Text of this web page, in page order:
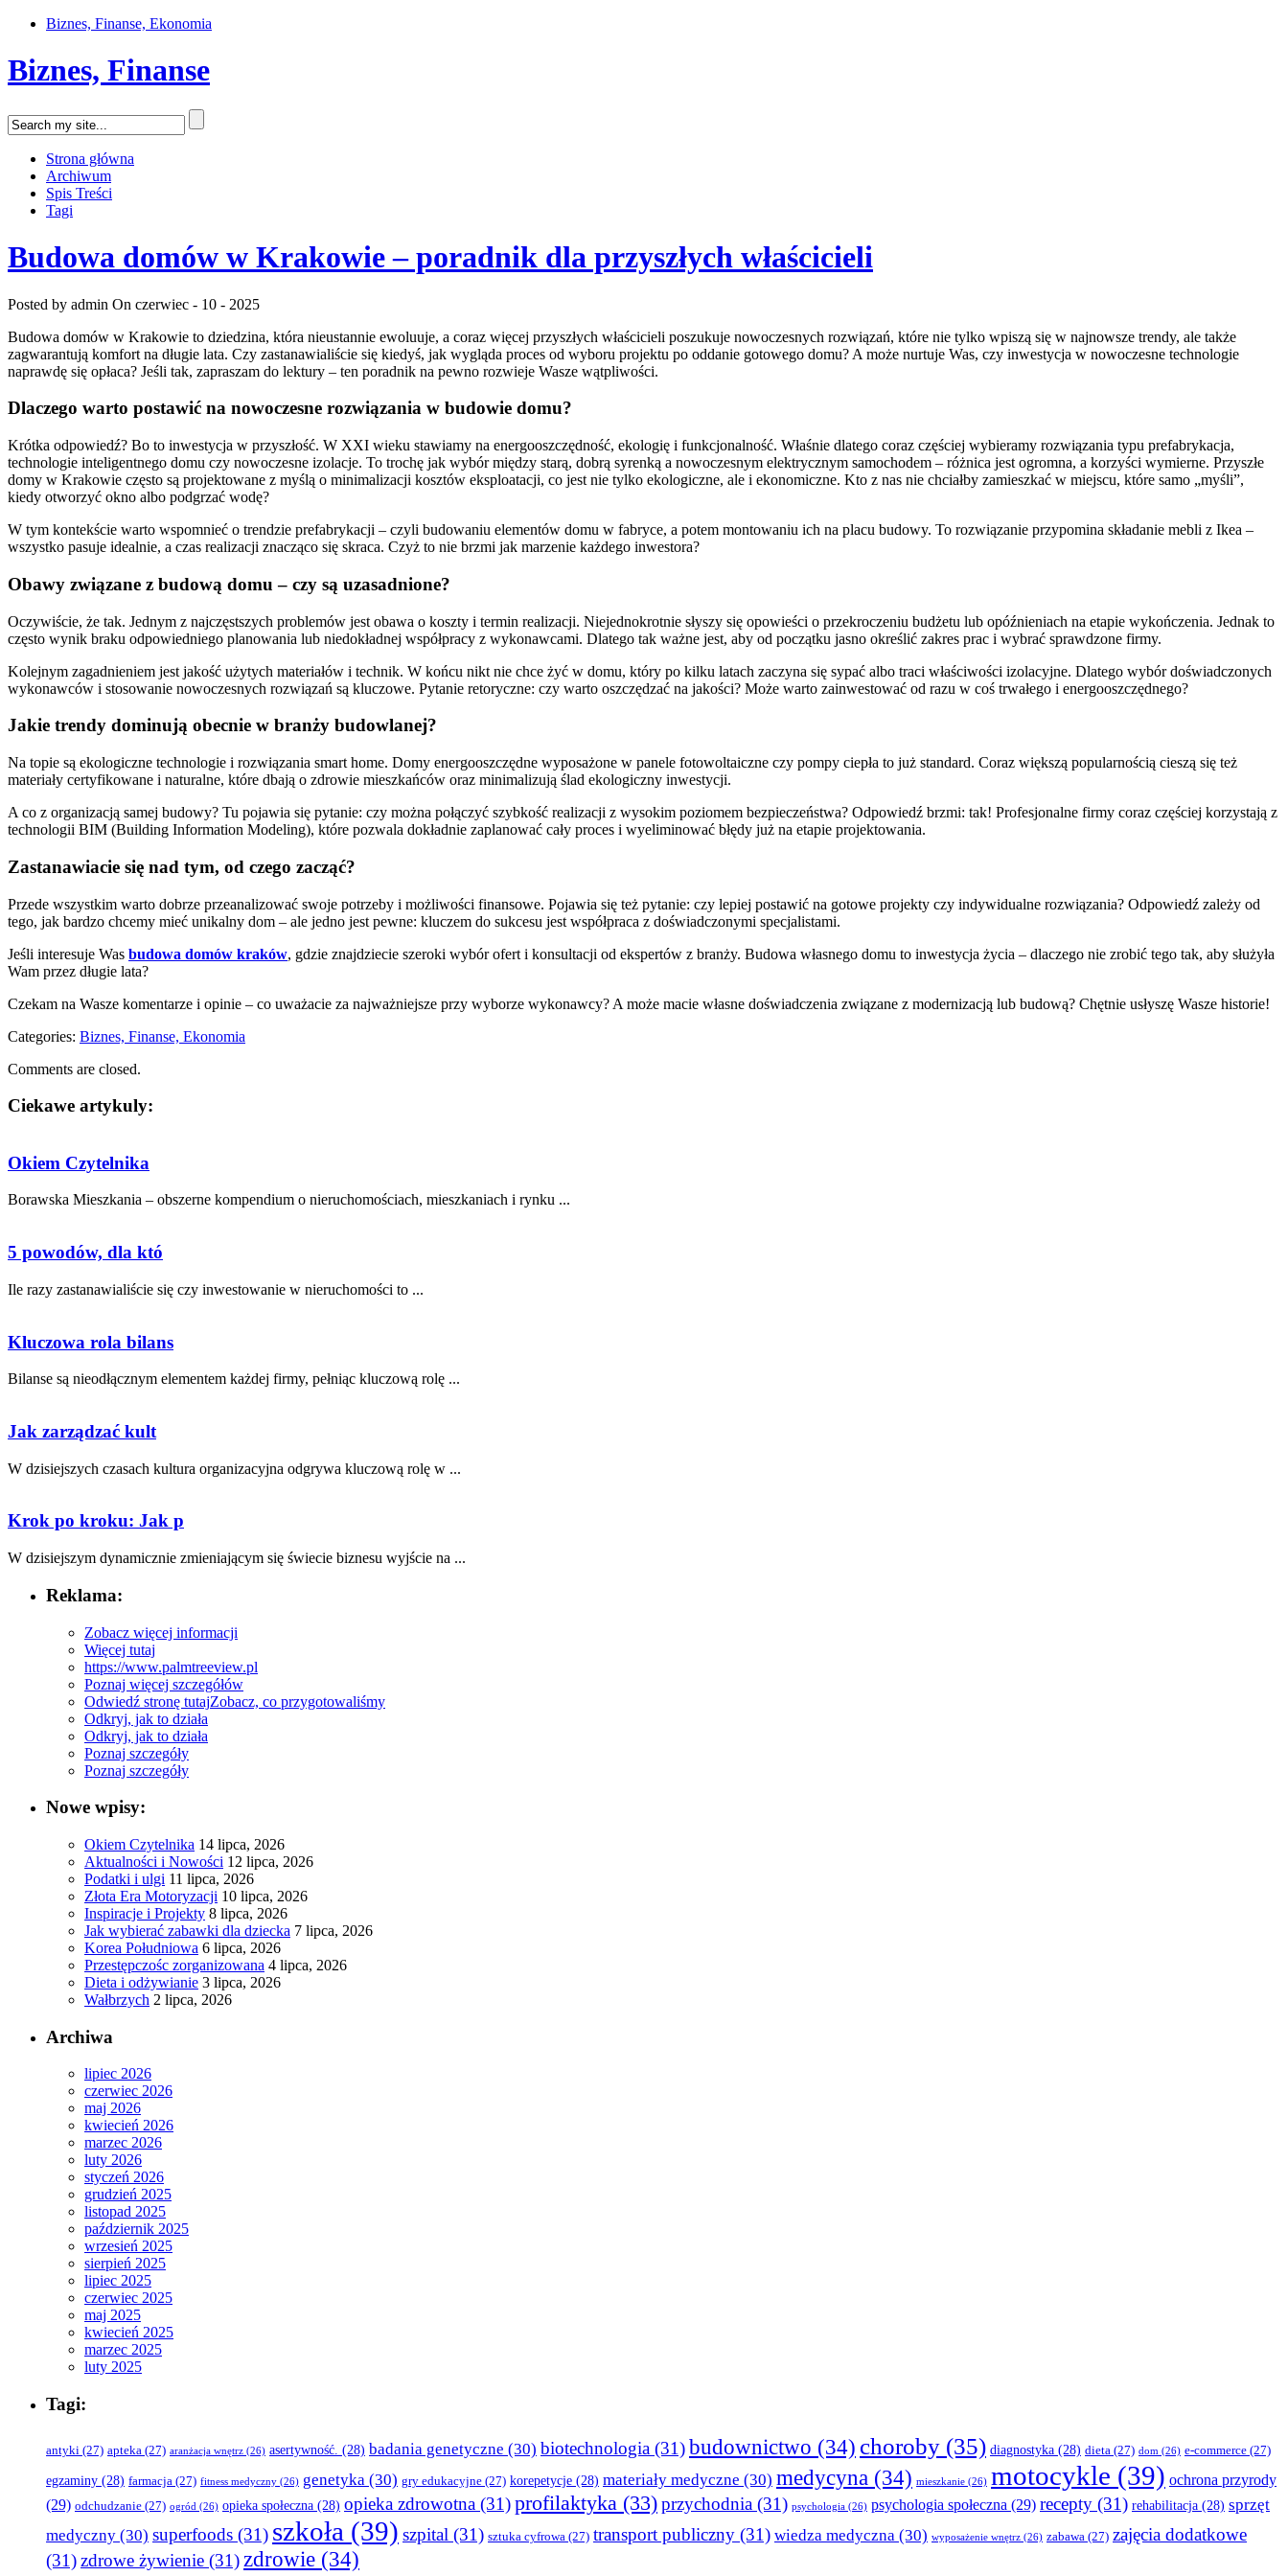
Biznes, Finanse, Ekonomia
Biznes, Finanse
Strona główna
Archiwum
Spis Treści
Tagi
Budowa domów w Krakowie – poradnik dla przyszłych właścicieli
Posted by admin On czerwiec - 10 - 2025
Budowa domów w Krakowie to dziedzina, która nieustannie ewoluuje, a coraz więcej przyszłych właścicieli poszukuje nowoczesnych rozwiązań, które nie tylko wpiszą się w najnowsze trendy, ale także
zagwarantują komfort na długie lata. Czy zastanawialiście się kiedyś, jak wygląda proces od wyboru projektu po oddanie gotowego domu? A może nurtuje Was, czy inwestycja w nowoczesne technologie
naprawdę się opłaca? Jeśli tak, zapraszam do lektury – ten poradnik na pewno rozwieje Wasze wątpliwości.
Dlaczego warto postawić na nowoczesne rozwiązania w budowie domu?
Krótka odpowiedź? Bo to inwestycja w przyszłość. W XXI wieku stawiamy na energooszczędność, ekologię i funkcjonalność. Właśnie dlatego coraz częściej wybieramy rozwiązania typu prefabrykacja,
technologie inteligentnego domu czy nowoczesne izolacje. To trochę jak wybór między starą, dobrą syrenką a nowoczesnym elektrycznym samochodem – różnica jest ogromna, a korzyści wymierne. Przyszłe
domy w Krakowie często są projektowane z myślą o minimalizacji kosztów eksploatacji, co jest nie tylko ekologiczne, ale i ekonomiczne. Kto z nas nie chciałby zamieszkać w miejscu, które samo „myśli”,
kiedy otworzyć okno albo podgrzać wodę?
W tym kontekście warto wspomnieć o trendzie prefabrykacji – czyli budowaniu elementów domu w fabryce, a potem montowaniu ich na placu budowy. To rozwiązanie przypomina składanie mebli z Ikea –
wszystko pasuje idealnie, a czas realizacji znacząco się skraca. Czyż to nie brzmi jak marzenie każdego inwestora?
Obawy związane z budową domu – czy są uzasadnione?
Oczywiście, że tak. Jednym z najczęstszych problemów jest obawa o koszty i termin realizacji. Niejednokrotnie słyszy się opowieści o przekroczeniu budżetu lub opóźnieniach na etapie wykończenia. Jednak to
często wynik braku odpowiedniego planowania lub niedokładnej współpracy z wykonawcami. Dlatego tak ważne jest, aby od początku jasno określić zakres prac i wybrać sprawdzone firmy.
Kolejnym zagadnieniem jest jakość użytych materiałów i technik. W końcu nikt nie chce żyć w domu, który po kilku latach zaczyna się sypać albo traci właściwości izolacyjne. Dlatego wybór doświadczonych
wykonawców i stosowanie nowoczesnych rozwiązań są kluczowe. Pytanie retoryczne: czy warto oszczędzać na jakości? Może warto zainwestować od razu w coś trwałego i energooszczędnego?
Jakie trendy dominują obecnie w branży budowlanej?
Na topie są ekologiczne technologie i rozwiązania smart home. Domy energooszczędne wyposażone w panele fotowoltaiczne czy pompy ciepła to już standard. Coraz większą popularnością cieszą się też
materiały certyfikowane i naturalne, które dbają o zdrowie mieszkańców oraz minimalizują ślad ekologiczny inwestycji.
A co z organizacją samej budowy? Tu pojawia się pytanie: czy można połączyć szybkość realizacji z wysokim poziomem bezpieczeństwa? Odpowiedź brzmi: tak! Profesjonalne firmy coraz częściej korzystają z
technologii BIM (Building Information Modeling), które pozwala dokładnie zaplanować cały proces i wyeliminować błędy już na etapie projektowania.
Zastanawiacie się nad tym, od czego zacząć?
Przede wszystkim warto dobrze przeanalizować swoje potrzeby i możliwości finansowe. Pojawia się też pytanie: czy lepiej postawić na gotowe projekty czy indywidualne rozwiązania? Odpowiedź zależy od
tego, jak bardzo chcemy mieć unikalny dom – ale jedno jest pewne: kluczem do sukcesu jest współpraca z doświadczonymi specjalistami.
Jeśli interesuje Was budowa domów kraków, gdzie znajdziecie szeroki wybór ofert i konsultacji od ekspertów z branży. Budowa własnego domu to inwestycja życia – dlaczego nie zrobić tego tak, aby służyła
Wam przez długie lata?
Czekam na Wasze komentarze i opinie – co uważacie za najważniejsze przy wyborze wykonawcy? A może macie własne doświadczenia związane z modernizacją lub budową? Chętnie usłyszę Wasze historie!
Categories: Biznes, Finanse, Ekonomia
Comments are closed.
Ciekawe artykuly:
Okiem Czytelnika
Borawska Mieszkania – obszerne kompendium o nieruchomościach, mieszkaniach i rynku ...
5 powodów, dla któ
Ile razy zastanawialiście się⁤ czy ⁤inwestowanie w nieruchomości to ...
Kluczowa rola bilans
Bilanse ‌są nieodłącznym elementem każdej⁢ firmy, pełniąc‍ kluczową rolę ...
Jak zarządzać kult
W dzisiejszych czasach⁤ kultura organizacyjna odgrywa kluczową rolę‍ w ...
Krok po kroku: Jak p
W dzisiejszym dynamicznie zmieniającym się świecie biznesu wyjście na ...
Reklama:
Zobacz więcej informacji
Więcej tutaj
https://www.palmtreeview.pl
Poznaj więcej szczegółów
Odwiedź stronę tutajZobacz, co przygotowaliśmy
Odkryj, jak to działa
Odkryj, jak to działa
Poznaj szczegóły
Poznaj szczegóły
Nowe wpisy:
Okiem Czytelnika 14 lipca, 2026
Aktualności i Nowości 12 lipca, 2026
Podatki i ulgi 11 lipca, 2026
Złota Era Motoryzacji 10 lipca, 2026
Inspiracje i Projekty 8 lipca, 2026
Jak wybierać zabawki dla dziecka 7 lipca, 2026
Korea Południowa 6 lipca, 2026
Przestępczośc zorganizowana 4 lipca, 2026
Dieta i odżywianie 3 lipca, 2026
Wałbrzych 2 lipca, 2026
Archiwa
lipiec 2026
czerwiec 2026
maj 2026
kwiecień 2026
marzec 2026
luty 2026
styczeń 2026
grudzień 2025
listopad 2025
październik 2025
wrzesień 2025
sierpień 2025
lipiec 2025
czerwiec 2025
maj 2025
kwiecień 2025
marzec 2025
luty 2025
Tagi:
antyki (27) apteka (27) aranżacja wnętrz (26) asertywność. (28) badania genetyczne (30) biotechnologia (31)budownictwo (34) choroby (35) diagnostyka (28) dieta (27) dom (26) e-commerce (27)
egzaminy (28) farmacja (27) fitness medyczny (26) genetyka (30) gry edukacyjne (27) korepetycje (28) materiały medyczne (30) medycyna (34) mieszkanie (26) motocykle (39) ochrona przyrody
(29) odchudzanie (27) ogród (26) opieka społeczna (28) opieka zdrowotna (31)profilaktyka (33)przychodnia (31) psychologia (26) psychologia społeczna (29) recepty (31) rehabilitacja (28) sprzęt
medyczny (30) superfoods (31) szkoła (39) szpital (31) sztuka cyfrowa (27) transport publiczny (31) wiedza medyczna (30) wyposażenie wnętrz (26) zabawa (27) zajęcia dodatkowe
(31)zdrowe żywienie (31) zdrowie (34)